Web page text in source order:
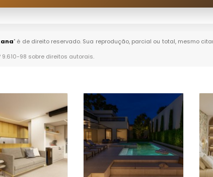
" é de direito reservado. Sua reprodução, parcial ou total, mesmo
9.610-98 sobre direitos autorais.